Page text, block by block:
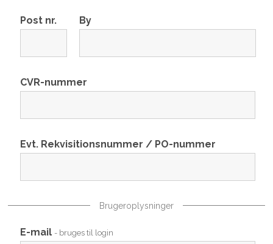
Post nr. By
CVR-nummer
Evt. Rekvisitionsnummer / PO-nummer
Brugeroplysninger
E-mail - bruges til login